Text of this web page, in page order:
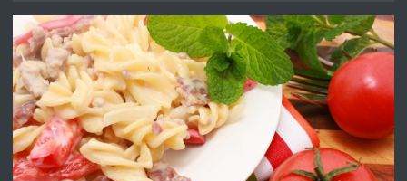
преди 1 година
ПРЕДЛАГА Работа за общи работници